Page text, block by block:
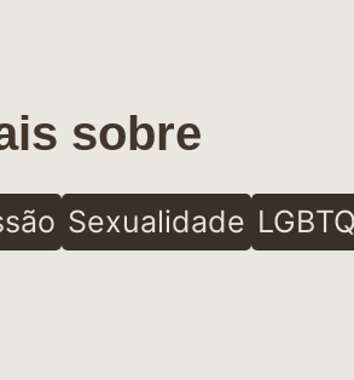
sobre
Sexualidade